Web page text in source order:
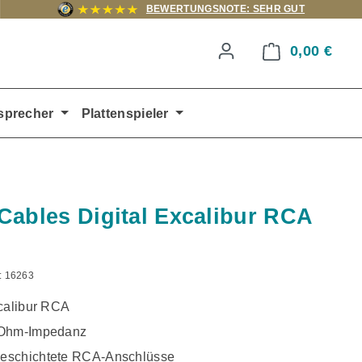
BEWERTUNGSNOTE: SEHR GUT
0,00 €
Plattenspieler
Digital Excalibur RCA
16263
RCA
Impedanz
RCA-Anschlüsse